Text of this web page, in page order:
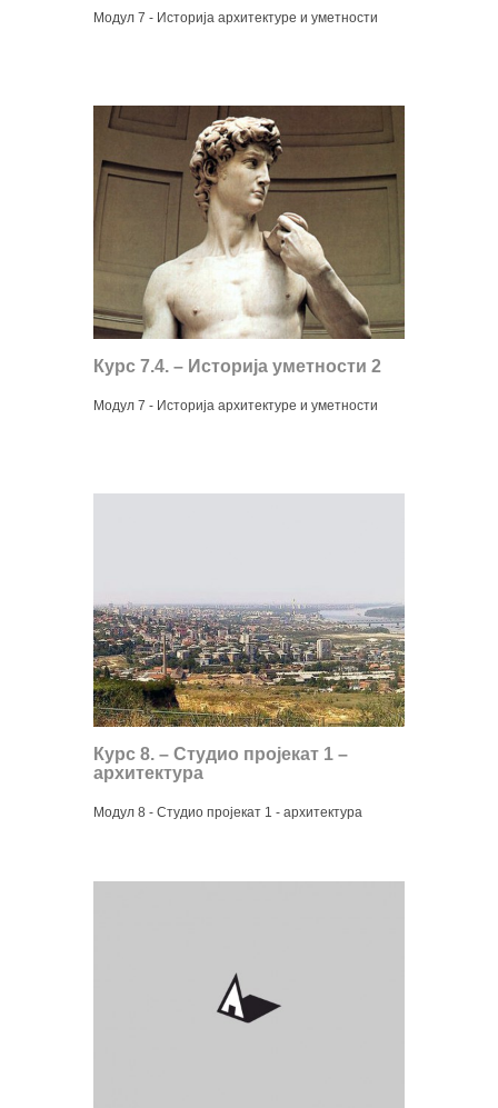
Модул 7 - Историја архитектуре и уметности
Курс 7.4. – Историја уметности 2
Модул 7 - Историја архитектуре и уметности
Курс 8. – Студио пројекат 1 –
архитектура
Модул 8 - Студио пројекат 1 - архитектура